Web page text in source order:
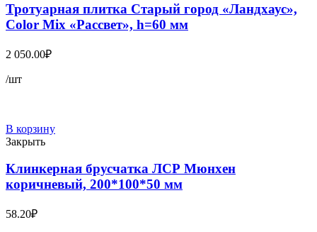
Тротуарная плитка Старый город «Ландхаус»,
Color Mix «Рассвет», h=60 мм
2 050.00₽
/шт
В корзину
Закрыть
Клинкерная брусчатка ЛСР Мюнхен
коричневый, 200*100*50 мм
58.20₽